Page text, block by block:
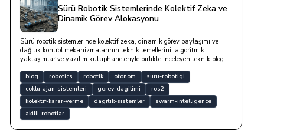
Sürü Robotik Sistemlerinde Kolektif Zeka ve
Dinamik Görev Alokasyonu
Sürü robotik sistemlerinde kolektif zeka, dinamik görev paylaşımı ve
dağıtık kontrol mekanizmalarının teknik temellerini, algoritmik
yaklaşımlar ve yazılım kütüphaneleriyle birlikte inceleyen teknik blog
blog robotics robotik otonom
suru-robotigi
coklu-ajan-sistemleri
gorev-dagilimi
ros2
kolektif-karar-verme
dagitik-sistemler
swarm-intelligence
akilli-robotlar